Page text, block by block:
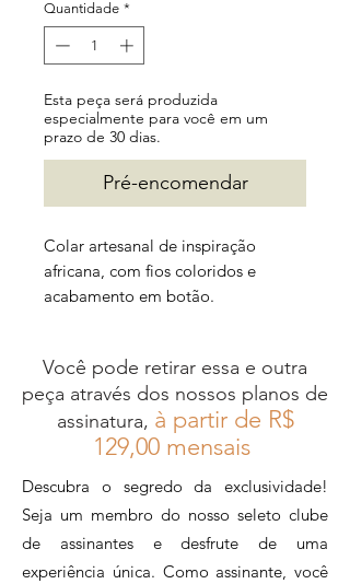
Quantidade *
Esta peça será produzida
especialmente para você em um
prazo de 30 dias.
Pré-encomendar
Colar artesanal de inspiração
africana, com fios coloridos e
acabamento em botão.
Você pode retirar essa e outra
peça através dos nossos planos de
assinatura, à partir de R$
129,00 mensais
Descubra o segredo da exclusividade!
Seja um membro do nosso seleto clube
de assinantes e desfrute de uma
experiência única. Como assinante, você